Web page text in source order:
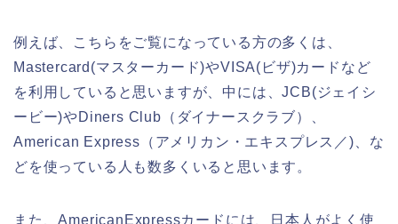
例えば、こちらをご覧になっている方の多くは、
Mastercard(マスターカード)やVISA(ビザ)カードなど
を利用していると思いますが、中には、JCB(ジェイシ
ービー)やDiners Club（ダイナースクラブ）、
American Express（アメリカン・エキスプレス／)、な
どを使っている人も数多くいると思います。
また、AmericanExpressカードには、日本人がよく使